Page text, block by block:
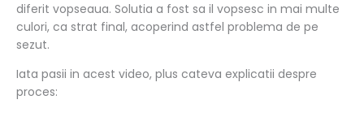
diferit vopseaua. Solutia a fost sa il vopsesc in mai multe
culori, ca strat final, acoperind astfel problema de pe
sezut.
Iata pasii in acest video, plus cateva explicatii despre
proces: